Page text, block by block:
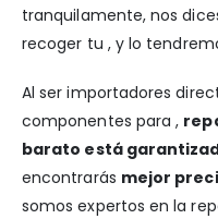
tranquilamente, nos
recoger tu , y lo
Al ser importadores
componentes para ,
barato está
encontrarás mejor
somos expertos en la